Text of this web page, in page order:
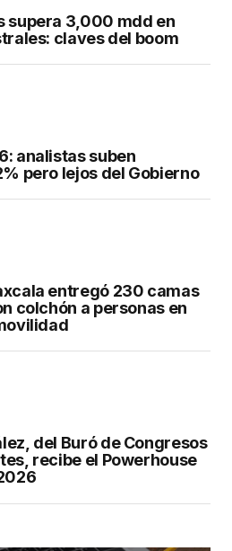
supera 3,000 mdd en
claves del boom
analistas suben
pero lejos del Gobierno
entregó 230 camas
colchón a personas en
del Buró de Congresos
recibe el Powerhouse